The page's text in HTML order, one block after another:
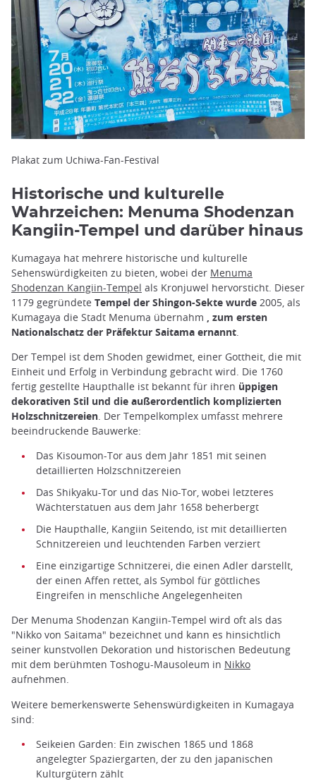
Plakat zum Uchiwa-Fan-Festival
Historische und kulturelle
Wahrzeichen: Menuma Shodenzan
Kangiin-Tempel und darüber hinaus
Kumagaya hat mehrere historische und kulturelle
Sehenswürdigkeiten zu bieten, wobei der Menuma
Shodenzan Kangiin-Tempel als Kronjuwel hervorsticht. Dieser
1179 gegründete Tempel der Shingon-Sekte wurde 2005, als
Kumagaya die Stadt Menuma übernahm , zum ersten
Nationalschatz der Präfektur Saitama ernannt.
Der Tempel ist dem Shoden gewidmet, einer Gottheit, die mit
Einheit und Erfolg in Verbindung gebracht wird. Die 1760
fertig gestellte Haupthalle ist bekannt für ihren üppigen
dekorativen Stil und die außerordentlich komplizierten
Holzschnitzereien. Der Tempelkomplex umfasst mehrere
beeindruckende Bauwerke:
Das Kisoumon-Tor aus dem Jahr 1851 mit seinen
detaillierten Holzschnitzereien
Das Shikyaku-Tor und das Nio-Tor, wobei letzteres
Wächterstatuen aus dem Jahr 1658 beherbergt
Die Haupthalle, Kangiin Seitendo, ist mit detaillierten
Schnitzereien und leuchtenden Farben verziert
Eine einzigartige Schnitzerei, die einen Adler darstellt,
der einen Affen rettet, als Symbol für göttliches
Eingreifen in menschliche Angelegenheiten
Der Menuma Shodenzan Kangiin-Tempel wird oft als das
"Nikko von Saitama" bezeichnet und kann es hinsichtlich
seiner kunstvollen Dekoration und historischen Bedeutung
mit dem berühmten Toshogu-Mausoleum in Nikko
aufnehmen.
Weitere bemerkenswerte Sehenswürdigkeiten in Kumagaya
sind:
Seikeien Garden: Ein zwischen 1865 und 1868
angelegter Spaziergarten, der zu den japanischen
Kulturgütern zählt